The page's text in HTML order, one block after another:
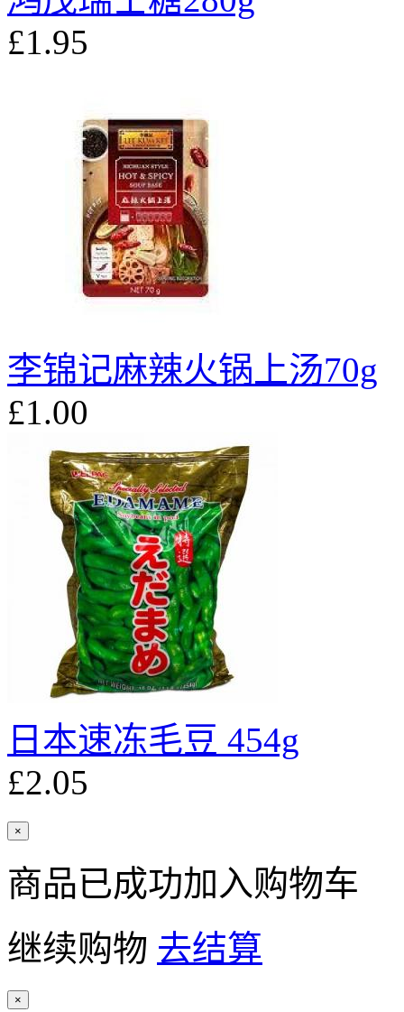
£1.95
李锦记麻辣火锅上汤70g
£1.00
日本速冻毛豆 454g
£2.05
×
商品已成功加入购物车
继续购物 去结算
×